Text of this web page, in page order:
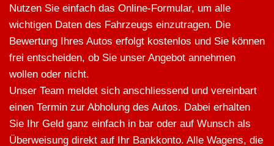
Nutzen Sie einfach das Online-Formular, um alle
wichtigen Daten des Fahrzeugs einzutragen. Die
Bewertung Ihres Autos erfolgt kostenlos und Sie können
frei entscheiden, ob Sie unser Angebot annehmen
wollen oder nicht.
Unser Team meldet sich anschliessend und vereinbart
einen Termin zur Abholung des Autos. Dabei erhalten
Sie Ihr Geld ganz einfach in bar oder auf Wunsch als
Überweisung direkt auf Ihr Bankkonto. Alle Wagens, die